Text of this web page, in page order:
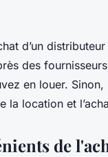
d’un
des
en louer.
la location et
de